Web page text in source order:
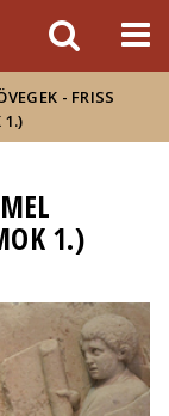
- FRISS
1.)
1.)